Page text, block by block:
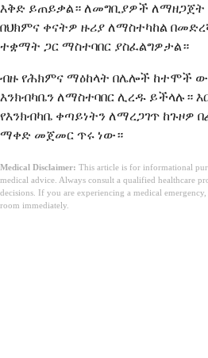
እቅድ ይጠይቃል። ለመግቢያዎች ለማዘጋጀት
በህክምና ቀናትዎ ዙሪያ ለማስተካከል
ተቋማት ጋር ማስተባበር ያስፈልግዎታል።
ብዙ የሕክምና ማዕከላት በሌሎች ከተሞች
እንክብካቤን ለማስተባበር ሊረዱ ይችላሉ።
የእንክብካቤ ቀጣይነትን ለማረጋገጥ ከጉዞዎ
ማቀድ መጀመር ጥሩ ነው።
Medical Disclaimer: This article is for informational
medical advice. Always consult a qualified healthcare
decisions. If you are experiencing a medical
room immediately.